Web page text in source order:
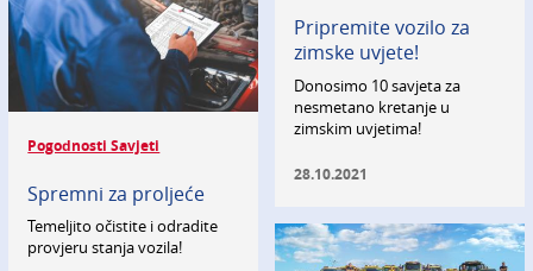
Pogodnosti Savjeti
Spremni za proljeće
Temeljito očistite i odradite
provjeru stanja vozila!
Pripremite vozilo za
zimske uvjete!
Donosimo 10 savjeta za
nesmetano kretanje u
zimskim uvjetima!
28.10.2021